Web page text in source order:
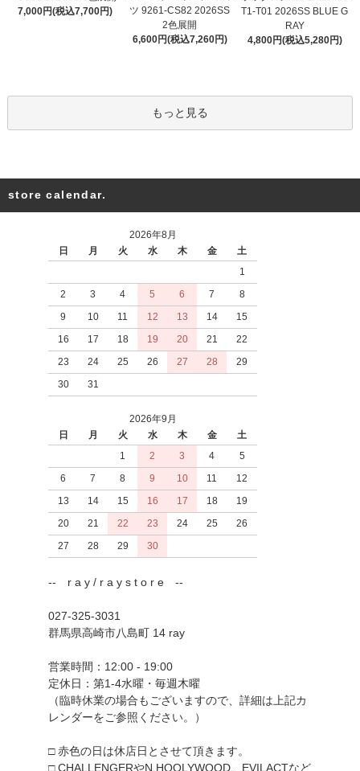
7,000円(税込7,700円)
ツ 9261-CS82 2026SS
2色展開
6,600円(税込7,260円)
T1-T01 2026SS BLUE G
RAY
4,800円(税込5,280円)
もっと見る
store calendar.
2026年8月
日
月 火 水 木 金
土
1
2
3 4 5 6 7
8
9
10 11 12 13 14
15
16
17 18 19 20 21
22
23
24 25 26 27 28
29
30
31
2026年9月
日
月 火 水 木 金
土
1
2 3 4
5
6
7 8 9 10 11
12
13
14 15 16 17 18
19
20
21 22 23 24 25
26
27
28 29 30
-- r a y / r a y s t o r e --
027-325-3031
群馬県高崎市八島町 14 ray
営業時間：12:00 - 19:00
定休日：第1-4水曜・毎週木曜
（臨時休業の場合もございますので、詳細は上記カ
レンダーをご参照ください。）
□ 赤色の日は休店日とさせて頂きます。
□ CHALLENGERやN.HOOLYWOOD、EVILACTなど